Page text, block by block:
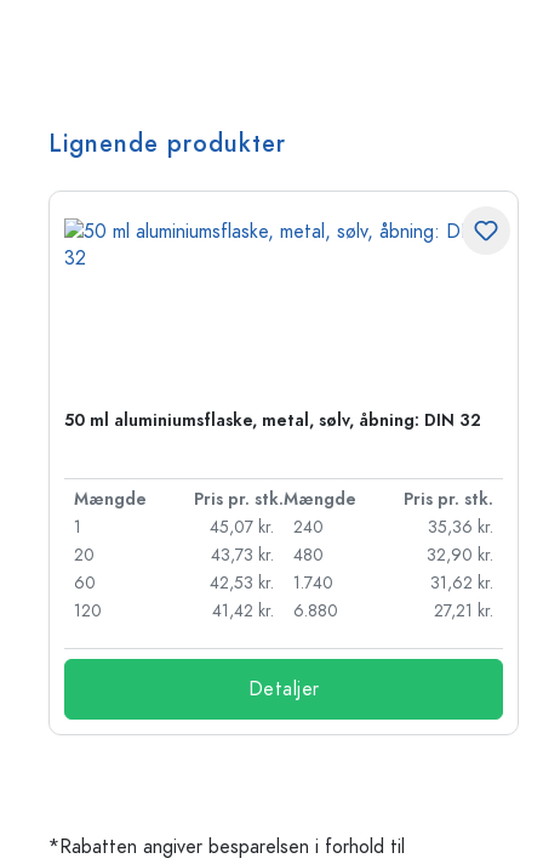
Lignende produkter
50 ml aluminiumsflaske, metal, sølv, åbning: DIN 32
Mængde Pris pr. stk.Mængde
Pris pr. stk.
1
45,07 kr.
20
43,73 kr.
60
42,53 kr.
120
41,42 kr.
240
35,36 kr.
480
32,90 kr.
1.740
31,62 kr.
6.880
27,21 kr.
Detaljer
*Rabatten angiver besparelsen i forhold til